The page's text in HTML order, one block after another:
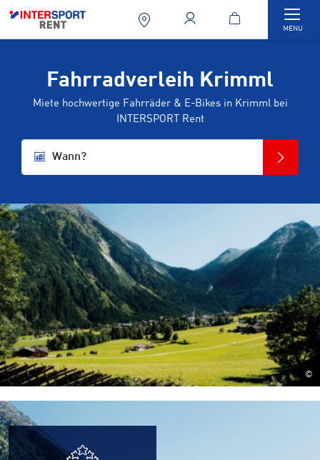
MENU
Fahrradverleih Krimml
Miete hochwertige Fahrräder & E-Bikes in Krimml bei
INTERSPORT Rent
Wann?
©